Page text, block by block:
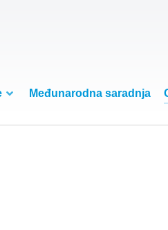
Međunarodna saradnja